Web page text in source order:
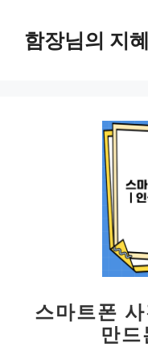
함장님의 지
스마트폰
만